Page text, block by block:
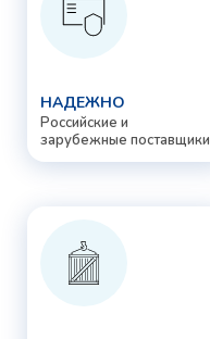
НАДЕЖНО
Российские и
зарубежные поставщики